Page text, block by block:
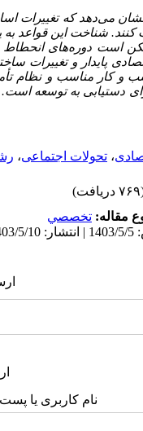
می‌دهد که تغییرات
شناخت این قواعد
است دوره‌های انحطاط
پایدار و تغییرات
کار مناسب و نظام
دستیابی به توسعه
، تحولات اجتماعی،
مقاله: تخصصي
نام کاربری یا